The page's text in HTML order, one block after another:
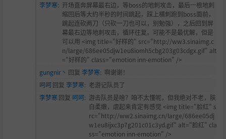
李梦寒: 开场直奔屏幕最右边，等boss的地刺攻击，最后一根地刺
缩回后等大约半秒的时间跳起，踩上横刺跑到boss面前，
跳起连砍两刀（只砍一刀也可以，别勉强），之后回到屏
幕最右边等地刺攻击，循环往复。可能不是最优解，但是
可以用 <img title="好样的" src="http://ww3.sinaimg.c
n/large/686ee05djw1eu8iomh5cbg203g03cdgx.gif" alt
="好样的" class="emotion inn-emotion" />
gungnir丶 回复 李梦寒: 啊谢谢！
呵呵回复 李梦寒: 老游记队员了
李梦寒回复 呵呵: 游击队员是啥？咱不太懂呢，但我绝对不老，肤
白柔嫩，虐起来肯定有感觉 <img title="脸红" s
rc="http://ww2.sinaimg.cn/large/686ee05dj
w1eu8ijxc3p7g201c01c3yd.gif" alt="脸红" cla
ss="emotion inn-emotion" />